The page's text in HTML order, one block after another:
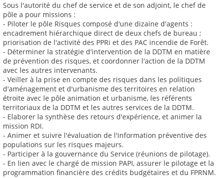
Sous l'autorité du chef de service et de son adjoint, le chef de
pôle a pour missions :
- Piloter le pôle Risques composé d'une dizaine d'agents :
encadrement hiérarchique direct de deux chefs de bureau ;
priorisation de l'activité des PPRi et des PAC incendie de Forêt.
- Déterminer la stratégie d'intervention de la DDTM en matière
de prévention des risques, et coordonner l'action de la DDTM
avec les autres intervenants.
- Veiller à la prise en compte des risques dans les politiques
d'aménagement et d'urbanisme des territoires en relation
étroite avec le pôle animation et urbanisme, les référents
territoriaux de la DDTM et les autres services de la DDTM.
- Elaborer la synthèse des retours d'expérience, et animer la
mission RDI.
- Animer et suivre l'évaluation de l'information préventive des
populations sur les risques majeurs.
- Participer à la gouvernance du Service (réunions de pilotage).
- En lien avec le chargé de mission PAPI, assurer le pilotage et la
programmation financière des crédits budgétaires et du FPRNM.